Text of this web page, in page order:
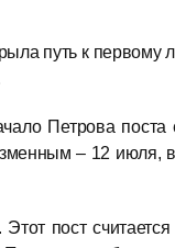
путь к первому
Петрова
– 12
пост